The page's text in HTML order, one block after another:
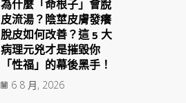
為什麼「命根子」會脫
皮流湯？陰莖皮膚發癢
脫皮如何改善？這 5 大
病理元兇才是摧毀你
「性福」的幕後黑手！
6 8 月, 2026